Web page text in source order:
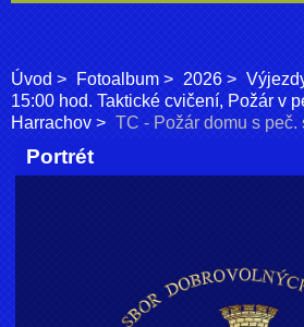
Úvod Fotoalbum 2026
15:00 hod. Taktické cvičení, Požár v
Harrachov
TC - Požár domu s peč.
Portrét